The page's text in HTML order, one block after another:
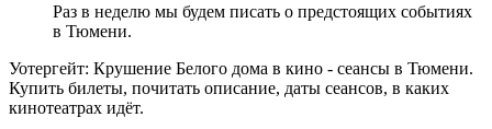
Раз в неделю мы будем писать о предстоящих событиях
в Тюмени.
Уотергейт: Крушение Белого дома в кино - сеансы в Тюмени.
Купить билеты, почитать описание, даты сеансов, в каких
кинотеатрах идёт.